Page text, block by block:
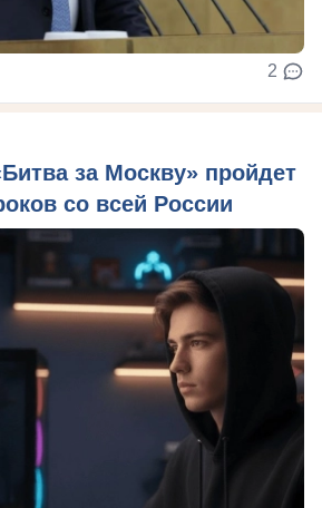
2
за Москву» пройдет
со всей России